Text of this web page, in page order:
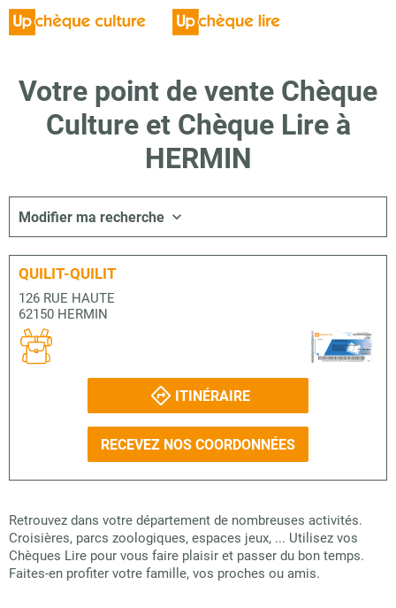
Votre point de vente Chèque
Culture et Chèque Lire à
HERMIN
Modifier ma recherche
QUILIT-QUILIT
126 RUE HAUTE
62150 HERMIN
ITINÉRAIRE
RECEVEZ NOS COORDONNÉES
Retrouvez dans votre département de nombreuses activités.
Croisières, parcs zoologiques, espaces jeux, ... Utilisez vos
Chèques Lire pour vous faire plaisir et passer du bon temps.
Faites-en profiter votre famille, vos proches ou amis.